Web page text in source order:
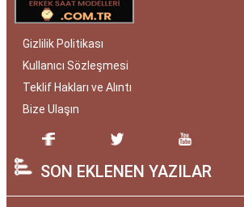
Gizlilik Politikası
Kullanıcı Sözleşmesi
Teklif Hakları ve Alıntı
Bize Ulaşın
SON EKLENEN YAZILAR